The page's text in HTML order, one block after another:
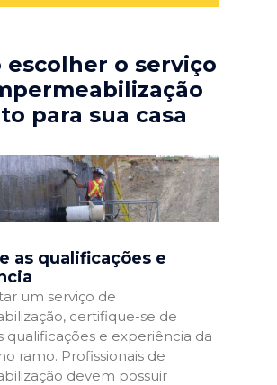
escolher o serviço
para sua casa
as qualificações e
um serviço de
certifique-se de
qualificações e experiência da
ramo. Profissionais de
devem possuir